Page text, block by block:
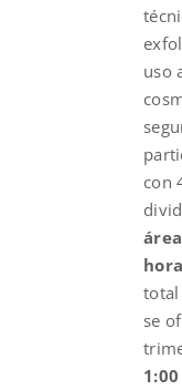
uso
con
se